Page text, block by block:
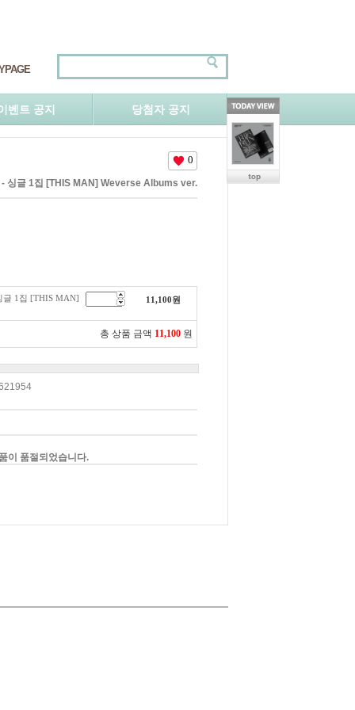
벤트 공지 당첨자 공지
0
- 싱글 1집 [THIS MAN] Weverse Albums ver.
글 1집 [THIS MAN] 11,100원
총 상품 금액 11,100 원
이 품절되었습니다.